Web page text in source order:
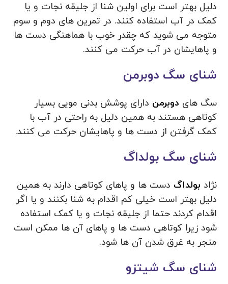
دلیل بهتر است برای اولین شنا از جلیقه نجات و یا
کمک در آب استفاده کنند. در تمرین های دوم و سوم
متوجه می شوید که چقدر خوب با هماهنگی دست ها
و پاهایشان در آب حرکت می کنند.
شنای سگ دوبرمن
سگ های دوبرمن دارای پوشش بدنی مویی بسیار
کوتاهی هستند به همین دلیل به راحتی در آب با
کمک گرفتن از دست ها و پاهایشان حرکت می کنند.
شنای سگ بولداگ
نژاد بولداگ دست ها و پاهای کوتاهی دارند به همین
دلیل بهتر است خیلی کم اقدام به شنا بکنند و یا اگر
اقدام کردند حتما از جلیقه نجات و یا کمک استفاده
شود زیرا کوتاهی دست ها و پاهای آن ها ممکن است
منجر به غرق شدن آن ها شود.
شنای سگ شیتزو